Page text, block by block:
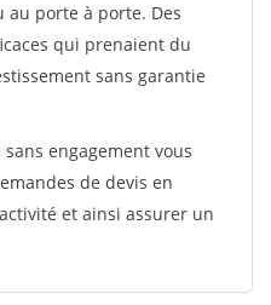
porte à porte. Des
qui prenaient du
sans garantie
engagement vous
de devis en
et ainsi assurer un